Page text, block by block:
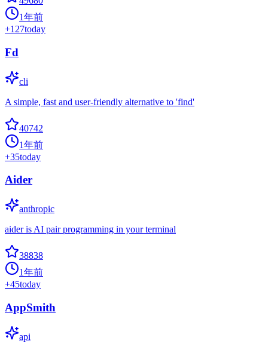
1年前
+127today
Fd
cli
A simple, fast and user-friendly alternative to 'find'
40742
1年前
+35today
Aider
anthropic
aider is AI pair programming in your terminal
38838
1年前
+45today
AppSmith
api